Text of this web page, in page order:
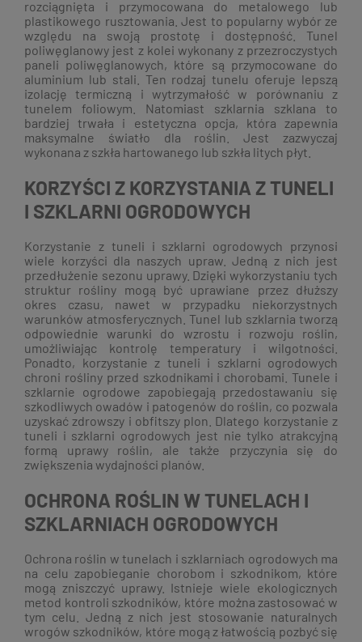
rozciągnięta i przymocowana do metalowego lub
plastikowego rusztowania. Jest to popularny wybór ze
względu na swoją prostotę i dostępność. Tunel
poliwęglanowy jest z kolei wykonany z przezroczystych
paneli poliwęglanowych, które są przymocowane do
aluminium lub stali. Ten rodzaj tunelu oferuje lepszą
izolację termiczną i wytrzymałość w porównaniu z
tunelem foliowym. Natomiast szklarnia szklana to
bardziej trwała i estetyczna opcja, która zapewnia
maksymalne światło dla roślin. Jest zazwyczaj
wykonana z szkła hartowanego lub szkła litych płyt.
KORZYŚCI Z KORZYSTANIA Z TUNELI
I SZKLARNI OGRODOWYCH
Korzystanie z tuneli i szklarni ogrodowych przynosi
wiele korzyści dla naszych upraw. Jedną z nich jest
przedłużenie sezonu uprawy. Dzięki wykorzystaniu tych
struktur rośliny mogą być uprawiane przez dłuższy
okres czasu, nawet w przypadku niekorzystnych
warunków atmosferycznych. Tunel lub szklarnia tworzą
odpowiednie warunki do wzrostu i rozwoju roślin,
umożliwiając kontrolę temperatury i wilgotności.
Ponadto, korzystanie z tuneli i szklarni ogrodowych
chroni rośliny przed szkodnikami i chorobami. Tunele i
szklarnie ogrodowe zapobiegają przedostawaniu się
szkodliwych owadów i patogenów do roślin, co pozwala
uzyskać zdrowszy i obfitszy plon. Dlatego korzystanie z
tuneli i szklarni ogrodowych jest nie tylko atrakcyjną
formą uprawy roślin, ale także przyczynia się do
zwiększenia wydajności planów.
OCHRONA ROŚLIN W TUNELACH I
SZKLARNIACH OGRODOWYCH
Ochrona roślin w tunelach i szklarniach ogrodowych ma
na celu zapobieganie chorobom i szkodnikom, które
mogą zniszczyć uprawy. Istnieje wiele ekologicznych
metod kontroli szkodników, które można zastosować w
tym celu. Jedną z nich jest stosowanie naturalnych
wrogów szkodników, które mogą z łatwością pozbyć się